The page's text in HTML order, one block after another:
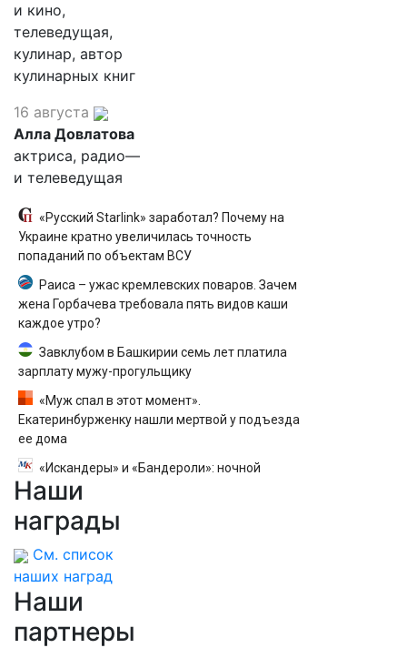
и кино,
телеведущая,
кулинар, автор
кулинарных книг
16 августа
Алла Довлатова
актриса, радио—
и телеведущая
«Русский Starlink» заработал? Почему на
Украине кратно увеличилась точность
попаданий по объектам ВСУ
Раиса – ужас кремлевских поваров. Зачем
жена Горбачева требовала пять видов каши
каждое утро?
Завклубом в Башкирии семь лет платила
зарплату мужу-прогульщику
«Муж спал в этот момент».
Екатеринбурженку нашли мертвой у подъезда
ее дома
«Искандеры» и «Бандероли»: ночной
добивающий удар по Одессе и Ильичевску
Наши
награды
См. список
наших наград
Наши
партнеры